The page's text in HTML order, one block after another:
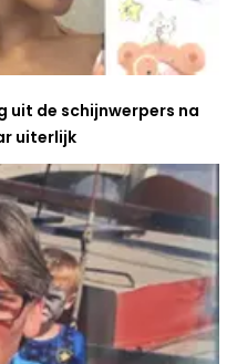
uit de schijnwerpers na
uiterlijk